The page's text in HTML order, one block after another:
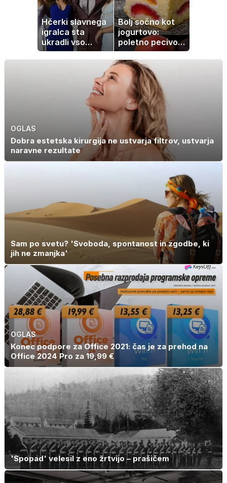
Hčerki slavnega
igralca sta
ukradli vso
pozornost
Bolj sočno kot
jogurtovo:
poletno pecivo,
ki vedno uspe
OGLAS
Dobra estetska kirurgija ne ustvarja filtrov, ustvarja
naravne rezultate
Sam po svetu? 'Svoboda, spontanost in zgodbe, ki
jih ne zmanjka'
OGLAS
Konec podpore za Office 2021: čas je za prehod na
Office 2024 Pro za 19,99 €
'Spopad' velesil z eno žrtvijo – prašičem